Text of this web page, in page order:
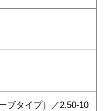
ブタイプ）／2.50-10